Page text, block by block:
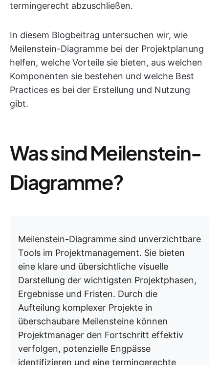
termingerecht abzuschließen.
In diesem Blogbeitrag untersuchen wir, wie
Meilenstein-Diagramme bei der Projektplanung
helfen, welche Vorteile sie bieten, aus welchen
Komponenten sie bestehen und welche Best
Practices es bei der Erstellung und Nutzung
gibt.
Was sind Meilenstein-
Diagramme?
Meilenstein-Diagramme sind unverzichtbare
Tools im Projektmanagement. Sie bieten
eine klare und übersichtliche visuelle
Darstellung der wichtigsten Projektphasen,
Ergebnisse und Fristen. Durch die
Aufteilung komplexer Projekte in
überschaubare Meilensteine können
Projektmanager den Fortschritt effektiv
verfolgen, potenzielle Engpässe
identifizieren und eine termingerechte